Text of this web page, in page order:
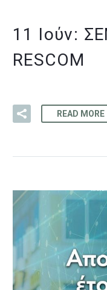
11 Ιούν:
RESCOM
READ MORE